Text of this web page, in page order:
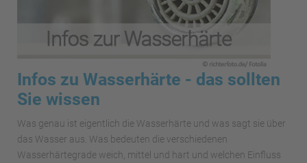
Infos zu Wasserhärte - das sollten
Sie wissen
Was genau ist eigentlich die Wasserhärte und was sagt sie über
das Wasser aus. Was bedeuten die verschiedenen
Wasserhärtegrade weich, mittel und hart und welchen Einfluss